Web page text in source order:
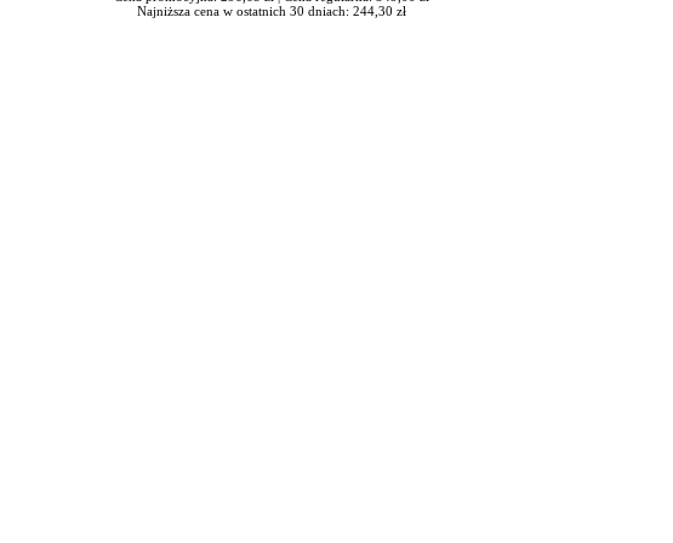
Najniższa cena w ostatnich 30 dniach: 244,30 zł